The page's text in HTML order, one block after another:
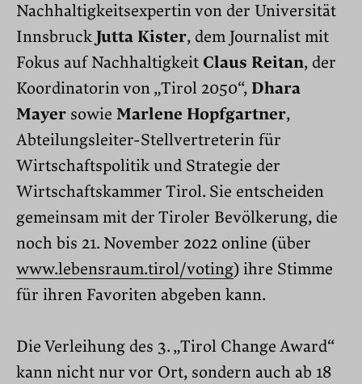
Nachhaltigkeitsexpertin von der Universität
Innsbruck Jutta Kister, dem Journalist mit
Fokus auf Nachhaltigkeit Claus Reitan, der
Koordinatorin von „Tirol 2050“, Dhara
Mayer sowie Marlene Hopfgartner,
Abteilungsleiter-Stellvertreterin für
Wirtschaftspolitik und Strategie der
Wirtschaftskammer Tirol. Sie entscheiden
gemeinsam mit der Tiroler Bevölkerung, die
noch bis 21. November 2022 online (über
www.lebensraum.tirol/voting) ihre Stimme
für ihren Favoriten abgeben kann.
Die Verleihung des 3. „Tirol Change Award“
kann nicht nur vor Ort, sondern auch ab 18